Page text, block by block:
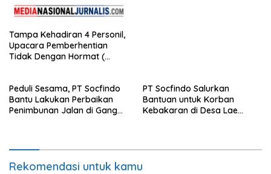
Tampa Kehadiran 4 Personil,
Upacara Pemberhentian
Tidak Dengan Hormat (
Peduli Sesama, PT Socfindo
Bantu Lakukan Perbaikan
Penimbunan Jalan di Gang
PT Socfindo Salurkan
Bantuan untuk Korban
Kebakaran di Desa Lae
Rekomendasi untuk kamu